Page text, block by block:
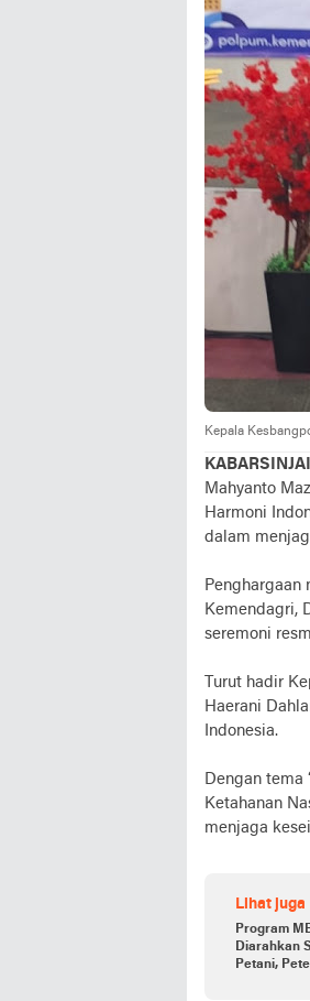
Kepala
Mahyanto
Harmoni
dalam
Penghargaan
Kemendagri,
seremoni
Turut hadir
Haerani
Indonesia.
Dengan tema
Ketahanan
menjaga
Lihat juga
Program
Diarahkan
Petani,